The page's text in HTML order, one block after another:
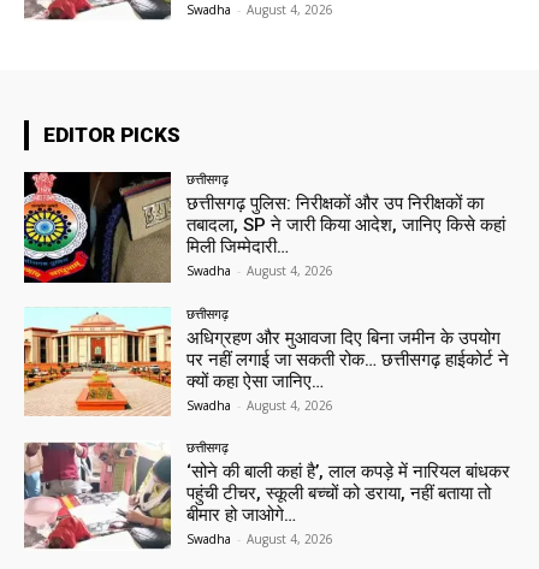
Swadha - August 4, 2026
EDITOR PICKS
छत्तीसगढ़
छत्तीसगढ़ पुलिस: निरीक्षकों और उप निरीक्षकों का
तबादला, SP ने जारी किया आदेश, जानिए किसे कहां
मिली जिम्मेदारी…
Swadha - August 4, 2026
छत्तीसगढ़
अधिग्रहण और मुआवजा दिए बिना जमीन के उपयोग
पर नहीं लगाई जा सकती रोक… छत्तीसगढ़ हाईकोर्ट ने
क्यों कहा ऐसा जानिए…
Swadha - August 4, 2026
छत्तीसगढ़
‘सोने की बाली कहां है’, लाल कपड़े में नारियल बांधकर
पहुंची टीचर, स्कूली बच्चों को डराया, नहीं बताया तो
बीमार हो जाओगे…
Swadha - August 4, 2026